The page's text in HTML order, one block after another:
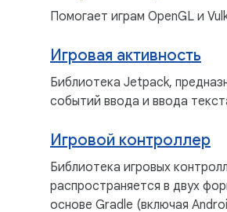
Помогает играм OpenGL и
Игровая активность
Библиотека Jetpack,
событий ввода и ввода
Игровой контроллер
Библиотека игровых
распространяется в двух
основе Gradle (включая